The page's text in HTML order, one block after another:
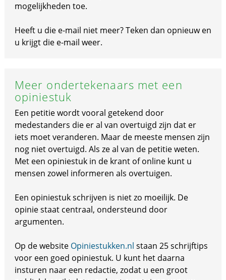
mogelijkheden toe.
Heeft u die e-mail niet meer? Teken dan opnieuw en
u krijgt die e-mail weer.
Meer ondertekenaars met een
opiniestuk
Een petitie wordt vooral getekend door
medestanders die er al van overtuigd zijn dat er
iets moet veranderen. Maar de meeste mensen zijn
nog niet overtuigd. Als ze al van de petitie weten.
Met een opiniestuk in de krant of online kunt u
mensen zowel informeren als overtuigen.
Een opiniestuk schrijven is niet zo moeilijk. De
opinie staat centraal, ondersteund door
argumenten.
Op de website Opiniestukken.nl staan 25 schrijftips
voor een goed opiniestuk. U kunt het daarna
insturen naar een redactie, zodat u een groot